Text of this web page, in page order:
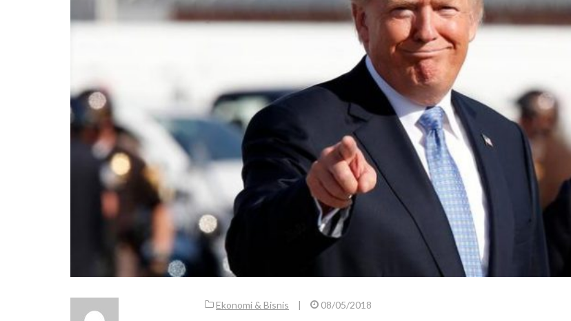
Ekonomi & Bisnis | 08/05/2018